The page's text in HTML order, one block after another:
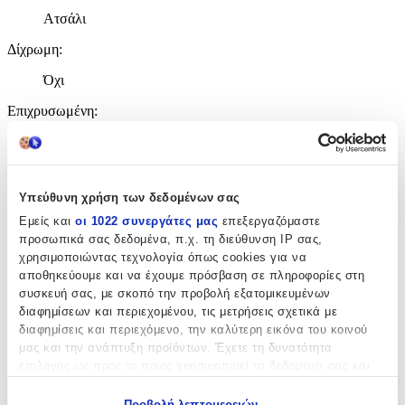
Υπεύθυνη χρήση των δεδομένων σας
Εμείς και οι 1022 συνεργάτες μας επεξεργαζόμαστε
προσωπικά σας δεδομένα, π.χ. τη διεύθυνση IP σας,
χρησιμοποιώντας τεχνολογία όπως cookies για να
αποθηκεύουμε και να έχουμε πρόσβαση σε πληροφορίες στη
συσκευή σας, με σκοπό την προβολή εξατομικευμένων
διαφημίσεων και περιεχομένου, τις μετρήσεις σχετικά με
διαφημίσεις και περιεχόμενο, την καλύτερη εικόνα του κοινού
μας και την ανάπτυξη προϊόντων. Έχετε τη δυνατότητα
Ατσάλι
Δίχρωμη:
Όχι
Επιχρυσωμένη:
Γυναίκα
Χρώμα Υλικού:
Λευκό
Λεπτομέρειες
Τύπος: